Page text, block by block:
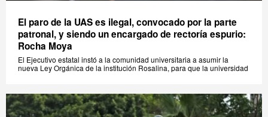
El paro de la UAS es ilegal, convocado por la parte
patronal, y siendo un encargado de rectoría espurio:
Rocha Moya
El Ejecutivo estatal instó a la comunidad universitaria a asumir la
nueva Ley Orgánica de la institución Rosalina, para que la universidad